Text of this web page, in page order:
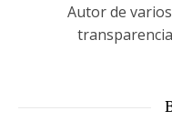
Autor de